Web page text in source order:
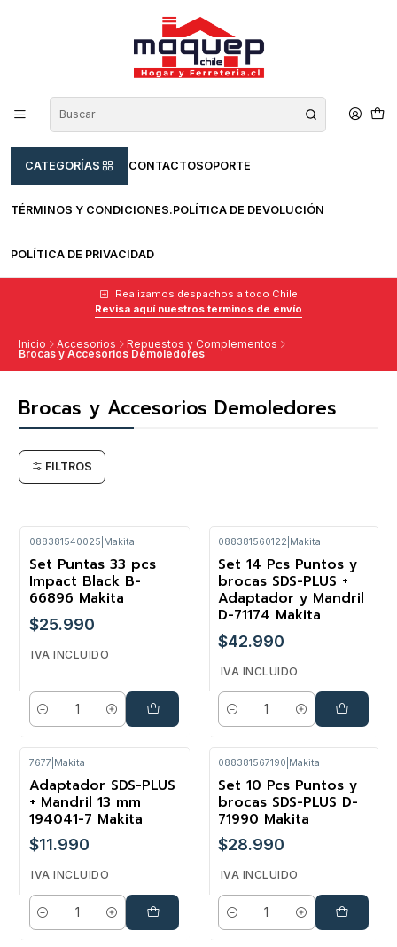
CATEGORÍAS CONTACTOSOPORTE
TÉRMINOS Y CONDICIONES.POLÍTICA DE DEVOLUCIÓN
POLÍTICA DE PRIVACIDAD
Realizamos despachos a todo Chile
Revisa aquí nuestros terminos de envío
Inicio Accesorios Repuestos y Complementos
Brocas y Accesorios Demoledores
Brocas y Accesorios Demoledores
FILTROS
088381540025 Makita
Set Puntas 33 pcs
Impact Black B-
66896 Makita
$25.990
IVA INCLUIDO
Cantidad
088381560122 Makita
Set 14 Pcs Puntos y
brocas SDS-PLUS +
Adaptador y Mandril
D-71174 Makita
$42.990
IVA INCLUIDO
Cantidad
7677 Makita
Adaptador SDS-PLUS
+ Mandril 13 mm
194041-7 Makita
$11.990
IVA INCLUIDO
Cantidad
088381567190 Makita
Set 10 Pcs Puntos y
brocas SDS-PLUS D-
71990 Makita
$28.990
IVA INCLUIDO
Cantidad